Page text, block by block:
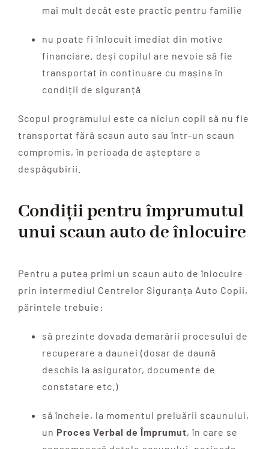
mai mult decât este practic pentru familie
nu poate fi înlocuit imediat din motive
financiare, deși copilul are nevoie să fie
transportat în continuare cu mașina în
condiții de siguranță
Scopul programului este ca niciun copil să nu fie
transportat fără scaun auto sau într-un scaun
compromis, în perioada de așteptare a
despăgubirii.
Condiții pentru împrumutul
unui scaun auto de înlocuire
Pentru a putea primi un scaun auto de înlocuire
prin intermediul Centrelor Siguranța Auto Copii,
părintele trebuie:
să prezinte dovada demarării procesului de
recuperare a daunei (dosar de daună
deschis la asigurator, documente de
constatare etc.)
să încheie, la momentul preluării scaunului,
un Proces Verbal de Împrumut, în care se